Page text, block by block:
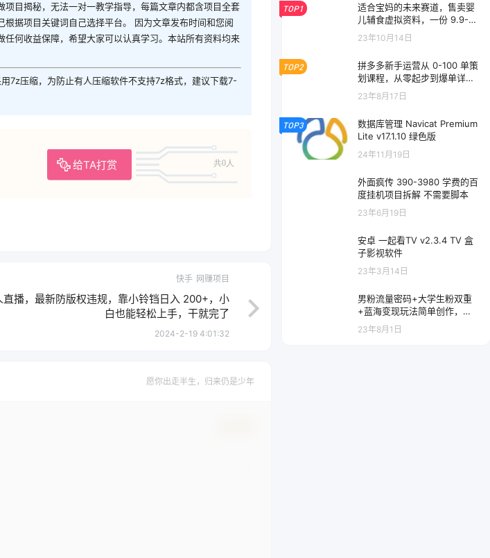
目揭秘，无法一对一教学指导，每篇文章内都含项目全套
据项目关键词自己选择平台。 因为文章发布时间和您阅
何收益保障，希望大家可以认真学习。本站所有资料均来
7z压缩，为防止有人压缩软件不支持7z格式，建议下载7-
给TA打赏 共0人
快手 网赚项目
直播，最新防版权违规，靠小铃铛日入 200+，小
白也能轻松上手，干就完了
2024-2-19 4:01:32
愿你出走半生，归来仍是少年
TOP1
适合宝妈的未来赛道，售卖婴
儿辅食虚拟资料，一份 9.9-6
9.9 元闭眼赚钱
23年10月14日
TOP2
拼多多新手运营从 0-100 单策
划课程，从零起步到爆单详细
教程
23年8月17日
TOP3
数据库管理 Navicat Premium
Lite v17.1.10 绿色版
24年11月19日
外面疯传 390-3980 学费的百
度挂机项目拆解 不需要脚本
23年6月19日
安卓 一起看TV v2.3.4 TV 盒
子影视软件
23年3月14日
男粉流量密码+大学生粉双重
+蓝海变现玩法简单创作，靠
搬运实现多次变现
23年8月1日